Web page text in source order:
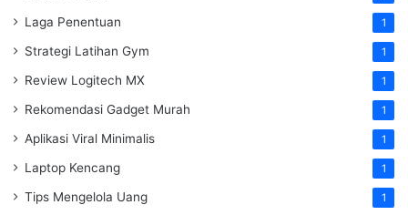
Laga Penentuan 1
Strategi Latihan Gym 1
Review Logitech MX 1
Rekomendasi Gadget Murah 1
Aplikasi Viral Minimalis 1
Laptop Kencang 1
Tips Mengelola Uang 1